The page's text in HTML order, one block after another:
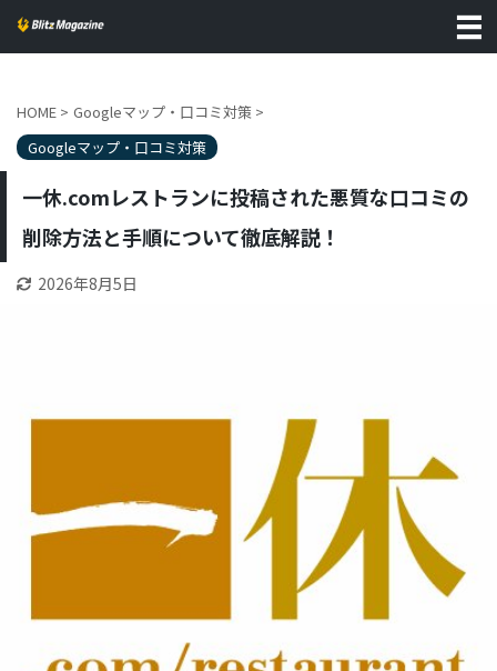
HOME > Googleマップ・口コミ対策 >
Googleマップ・口コミ対策
一休.comレストランに投稿された悪質な口コミの
削除方法と手順について徹底解説！
2026年8月5日